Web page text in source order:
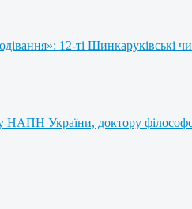
12-ті Шинкаруківські
України, доктору